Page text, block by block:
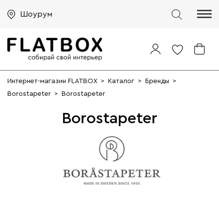
Шоурум
Интернет-магазин FLATBOX > Каталог > Бренды
>
Borostapeter > Borostapeter
Borostapeter